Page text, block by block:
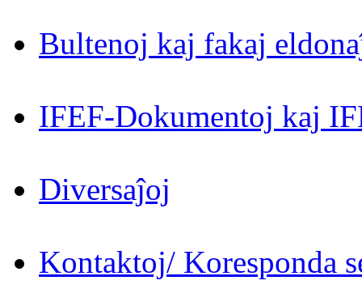
Bultenoj kaj fakaj
IFEF-Dokumentoj kaj
Diversaĵoj
Kontaktoj/ Koresponda